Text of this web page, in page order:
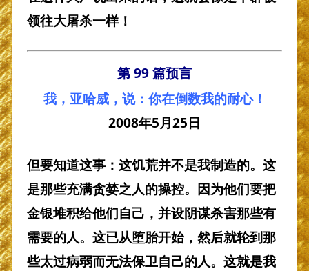
领往大屠杀一样！
第 99 篇预言
我，亚哈威，说：你在倒数我的耐心！
2008年5月25日
但要知道这事：这饥荒并不是我制造的。这
是那些充满贪婪之人的操控。因为他们要把
金银堆积给他们自己，并设阴谋杀害那些有
需要的人。这已从堕胎开始，然后就轮到那
些太过病弱而无法保卫自己的人。这就是我